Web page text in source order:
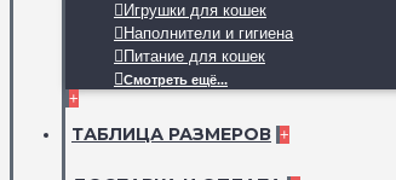
Игрушки для кошек
Наполнители и гигиена
Питание для кошек
Смотреть ещё...
+
ТАБЛИЦА РАЗМЕРОВ +